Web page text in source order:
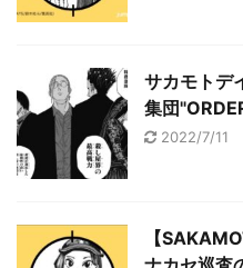
サカモトデ
集団
2022/7/11
【